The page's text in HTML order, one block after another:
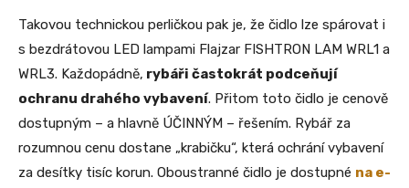
Takovou technickou perličkou pak je, že čidlo lze spárovat i
s bezdrátovou LED lampami Flajzar FISHTRON LAM WRL1 a
WRL3. Každopádně, rybáři častokrát podceňují
ochranu drahého vybavení. Přitom toto čidlo je cenově
dostupným – a hlavně ÚČINNÝM – řešením. Rybář za
rozumnou cenu dostane „krabičku“, která ochrání vybavení
za desítky tisíc korun. Oboustranné čidlo je dostupné na e-